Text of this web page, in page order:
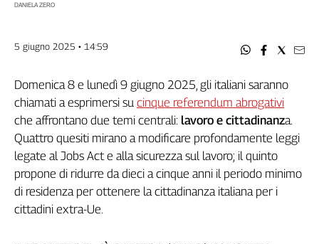
Flc
Nidil
Spi
Inca
Caaf
Speciali
G8
di
Genova,
DANIELA ZERO
5 giugno 2025 • 14:59
Domenica 8 e lunedì 9 giugno 2025, gli italiani saranno
chiamati a esprimersi su cinque referendum abrogativi
che affrontano due temi centrali: lavoro e cittadinanza.
Quattro quesiti mirano a modificare profondamente leggi
legate al Jobs Act e alla sicurezza sul lavoro; il quinto
propone di ridurre da dieci a cinque anni il periodo minimo
di residenza per ottenere la cittadinanza italiana per i
cittadini extra-Ue.